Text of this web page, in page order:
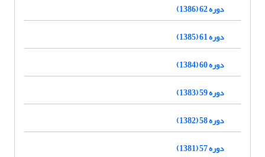
دوره 62 (1386)
دوره 61 (1385)
دوره 60 (1384)
دوره 59 (1383)
دوره 58 (1382)
دوره 57 (1381)